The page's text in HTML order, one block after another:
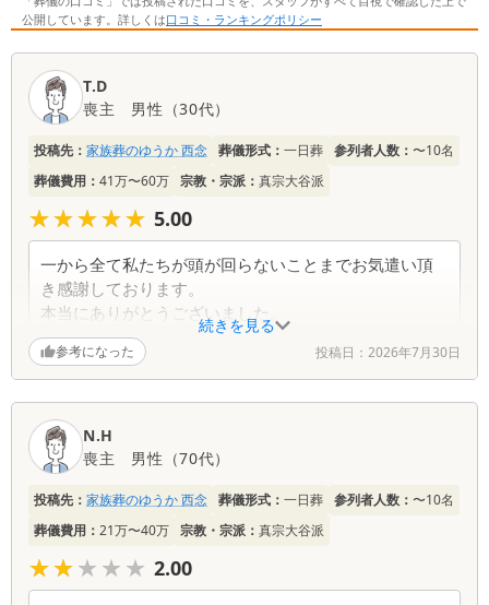
公開しています。詳しくは口コミ・ランキングポリシー
続きを見る
T.D
喪主
男性 （30代）
投稿先： 家族葬のゆうか 西念 葬儀形式： 一日葬 参列者人数： 〜10名
葬儀費用： 41万〜60万 宗教・宗派： 真宗大谷派
★★★★★
★★★★★ 5.00
一から全て私たちが頭が回らないことまでお気遣い頂
き感謝しております。
本当にありがとうございました。
参考になった 投稿日： 2026年7月30日
N.H
喪主
男性 （70代）
投稿先： 家族葬のゆうか 西念 葬儀形式： 一日葬 参列者人数： 〜10名
葬儀費用： 21万〜40万 宗教・宗派： 真宗大谷派
★★★★★
★★★★★ 2.00